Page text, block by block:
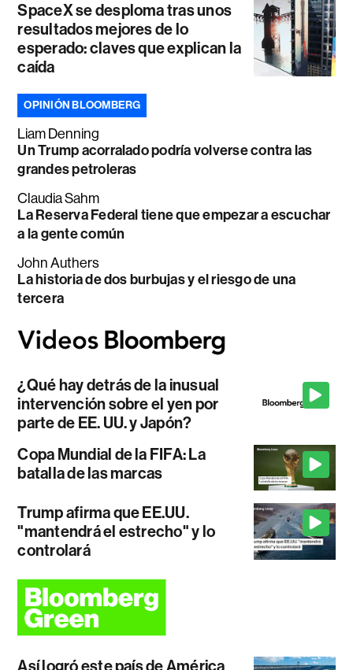
SpaceX se desploma tras unos
resultados mejores de lo
esperado: claves que explican la
caída
OPINIÓN BLOOMBERG
Liam Denning
Un Trump acorralado podría volverse contra las
grandes petroleras
Claudia Sahm
La Reserva Federal tiene que empezar a escuchar
a la gente común
John Authers
La historia de dos burbujas y el riesgo de una
tercera
¿Qué hay detrás de la inusual
intervención sobre el yen por
parte de EE. UU. y Japón?
Copa Mundial de la FIFA: La
batalla de las marcas
Trump afirma que EE.UU.
"mantendrá el estrecho" y lo
controlará
Así logró este país de América